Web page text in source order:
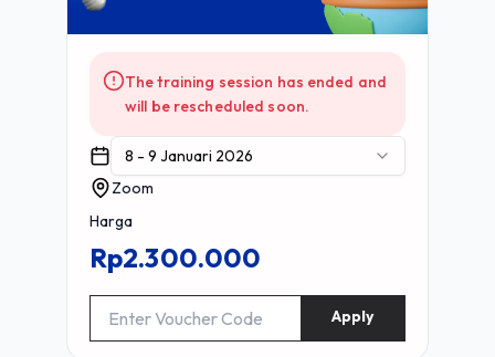
The training session has ended and
will be rescheduled soon.
8 - 9 Januari 2026
Zoom
Harga
Rp2.300.000
Apply